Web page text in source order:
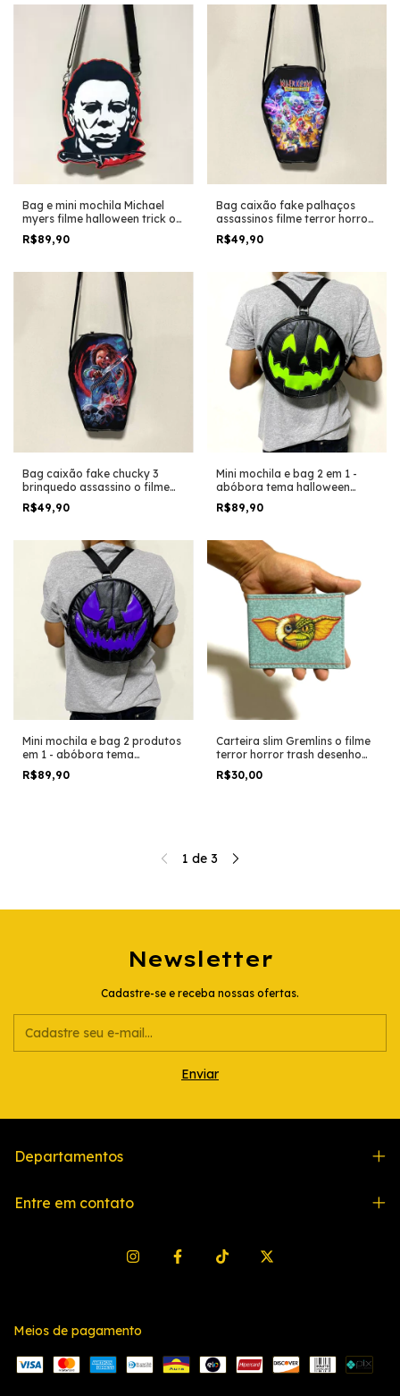
Bag e mini mochila Michael
myers filme halloween trick or
treat horror trash geek
halloween
R$89,90
Bag caixão fake palhaços
assassinos filme terror horror
trash halloween
R$49,90
Bag caixão fake chucky 3
brinquedo assassino o filme
terror horror trash halloween
R$49,90
Mini mochila e bag 2 em 1 -
abóbora tema halloween
filme terror horror trash
temática versão verde com
R$89,90
Mini mochila e bag 2 produtos
em 1 - abóbora tema
halloween filme terror horror
trash temática versão roxa
R$89,90
Carteira slim Gremlins o filme
terror horror trash desenho
geek
R$30,00
1 de 3
Newsletter
Cadastre-se e receba nossas ofertas.
Departamentos
Entre em contato
Meios de pagamento